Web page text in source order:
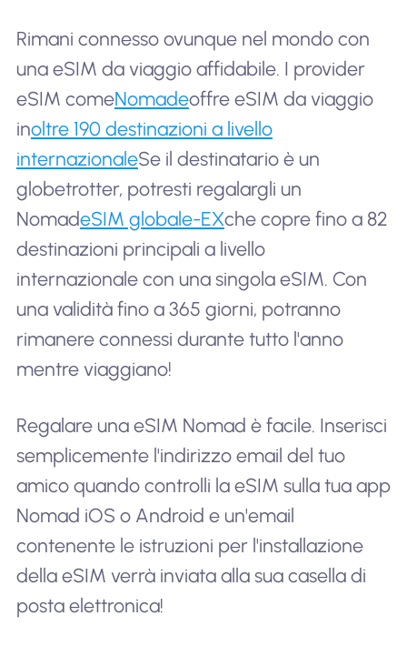
Rimani connesso ovunque nel mondo con
una eSIM da viaggio affidabile. I provider
eSIM comeNomadeoffre eSIM da viaggio
inoltre 190 destinazioni a livello
internazionaleSe il destinatario è un
globetrotter, potresti regalargli un
NomadeSIM globale-EXche copre fino a 82
destinazioni principali a livello
internazionale con una singola eSIM. Con
una validità fino a 365 giorni, potranno
rimanere connessi durante tutto l'anno
mentre viaggiano!
Regalare una eSIM Nomad è facile. Inserisci
semplicemente l'indirizzo email del tuo
amico quando controlli la eSIM sulla tua app
Nomad iOS o Android e un'email
contenente le istruzioni per l'installazione
della eSIM verrà inviata alla sua casella di
posta elettronica!